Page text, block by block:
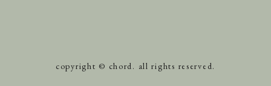
copyright © chord. all rights reserved.